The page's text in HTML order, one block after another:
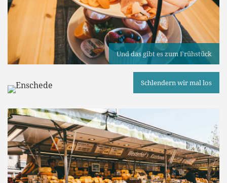
Und das gibt es zum Frühstück
Schlendern wir mal los